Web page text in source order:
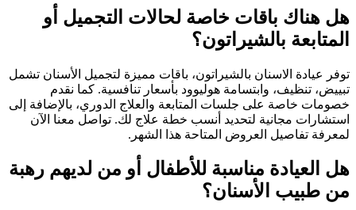
هل هناك باقات خاصة لحالات التجميل أو
المتابعة بالشيراتون؟
توفر عيادة الاسنان بالشيراتون، باقات مميزة لتجميل الأسنان تشمل
تبييض، تنظيف، وابتسامة هوليوود بأسعار تنافسية. كما نقدم
خصومات خاصة على جلسات المتابعة والعلاج الدوري، بالإضافة إلى
استشارات مجانية لتحديد أنسب خطة علاج لك. تواصل معنا الآن
لمعرفة تفاصيل العروض المتاحة هذا الشهر.
هل العيادة مناسبة للأطفال أو من لديهم رهبة
من طبيب الأسنان؟